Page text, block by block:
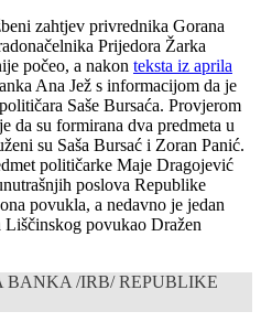
zahtjev privrednika Gorana
Prijedora Žarka
počeo, a nakon teksta iz aprila
Ana Jež s informacijom da je
Saše Bursaća. Provjerom
da su formirana dva predmeta u
su Saša Bursać i Zoran Panić.
političarke Maje Dragojević
poslova Republike
povukla, a nedavno je jedan
povukao Dražen
BANKA /IRB/ REPUBLIKE